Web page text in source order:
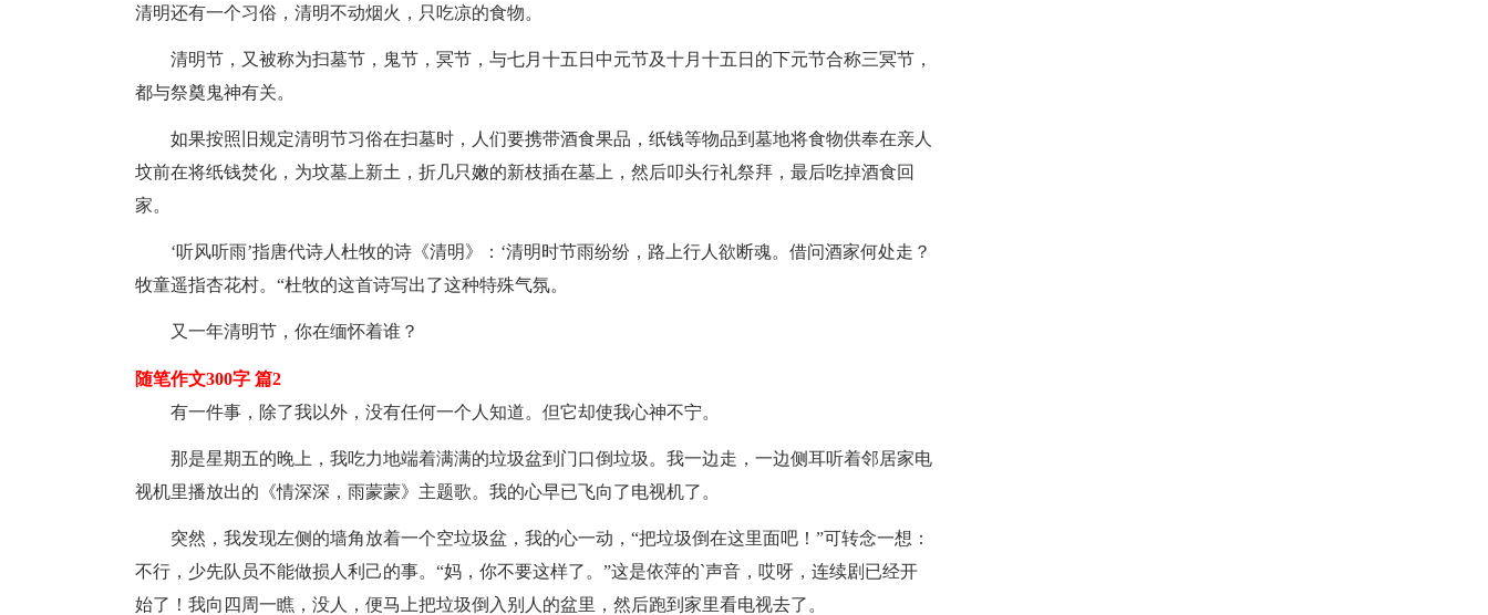
清明还有一个习俗，清明不动烟火，只吃凉的食物。
清明节，又被称为扫墓节，鬼节，冥节，与七月十五日中元节及十月十五日的下元节合称三冥节，
都与祭奠鬼神有关。
如果按照旧规定清明节习俗在扫墓时，人们要携带酒食果品，纸钱等物品到墓地将食物供奉在亲人
坟前在将纸钱焚化，为坟墓上新土，折几只嫩的新枝插在墓上，然后叩头行礼祭拜，最后吃掉酒食回
家。
‘听风听雨’指唐代诗人杜牧的诗《清明》：‘清明时节雨纷纷，路上行人欲断魂。借问酒家何处走？
牧童遥指杏花村。“杜牧的这首诗写出了这种特殊气氛。
又一年清明节，你在缅怀着谁？
随笔作文300字 篇2
有一件事，除了我以外，没有任何一个人知道。但它却使我心神不宁。
那是星期五的晚上，我吃力地端着满满的垃圾盆到门口倒垃圾。我一边走，一边侧耳听着邻居家电
视机里播放出的《情深深，雨蒙蒙》主题歌。我的心早已飞向了电视机了。
突然，我发现左侧的墙角放着一个空垃圾盆，我的心一动，“把垃圾倒在这里面吧！”可转念一想：
不行，少先队员不能做损人利己的事。“妈，你不要这样了。”这是依萍的`声音，哎呀，连续剧已经开
始了！我向四周一瞧，没人，便马上把垃圾倒入别人的盆里，然后跑到家里看电视去了。